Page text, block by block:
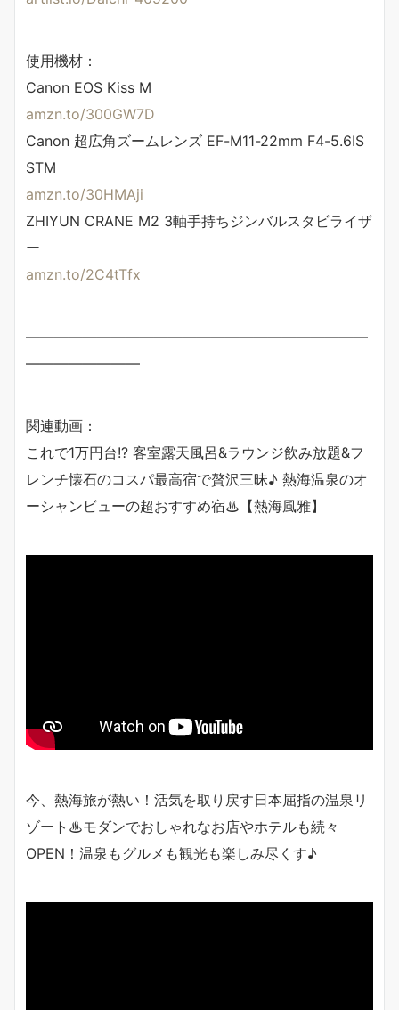
使用機材：
Canon EOS Kiss M
amzn.to/300GW7D
Canon 超広角ズームレンズ EF-M11-22mm F4-5.6IS
STM
amzn.to/30HMAji
ZHIYUN CRANE M2 3軸手持ちジンバルスタビライザ
ー
amzn.to/2C4tTfx
————————————————————————
————————
関連動画：
これで1万円台!? 客室露天風呂&ラウンジ飲み放題&フ
レンチ懐石のコスパ最高宿で贅沢三昧♪ 熱海温泉のオ
ーシャンビューの超おすすめ宿♨︎【熱海風雅】
今、熱海旅が熱い！活気を取り戻す日本屈指の温泉リ
ゾート♨︎モダンでおしゃれなお店やホテルも続々
OPEN！温泉もグルメも観光も楽しみ尽くす♪